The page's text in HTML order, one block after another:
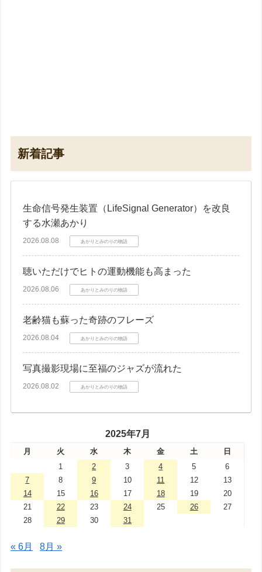
新着記事
生命信号発生装置（LifeSignal Generator）を改良
する水瀬あかり
2026.08.08 あかりとみのりの物語
聴いただけでヒトの運動機能も高まった
2026.08.06 あかりとみのりの物語
老齢猫も蘇った奇跡のフレーズ
2026.08.04 あかりとみのりの物語
写真撮影現場に至福のジャズが流れた
2026.08.02 あかりとみのりの物語
2025年7月
月 火 水 木 金 土
日
1
2 3 4 5
6
7
8 9 10 11 12
13
14
15 16 17 18 19
20
21
22 23 24 25 26
27
28
29 30 31
« 6月 8月 »